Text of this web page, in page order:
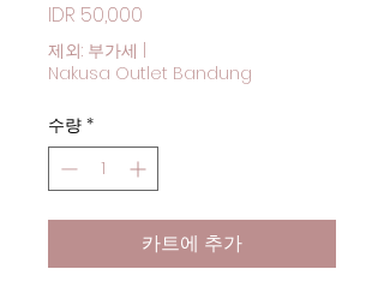
IDR 50,000
격
제외: 부가세
Nakusa Outlet Bandung
수량 *
카트에 추가